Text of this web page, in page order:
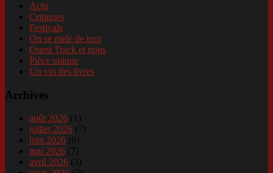
Actu
Critiques
Festivals
On se mele de tout
Ouest Track et nous
Pièce unique
Un vin des livres
Archives
août 2026 (1)
juillet 2026 (7)
juin 2026 (6)
mai 2026 (7)
avril 2026 (3)